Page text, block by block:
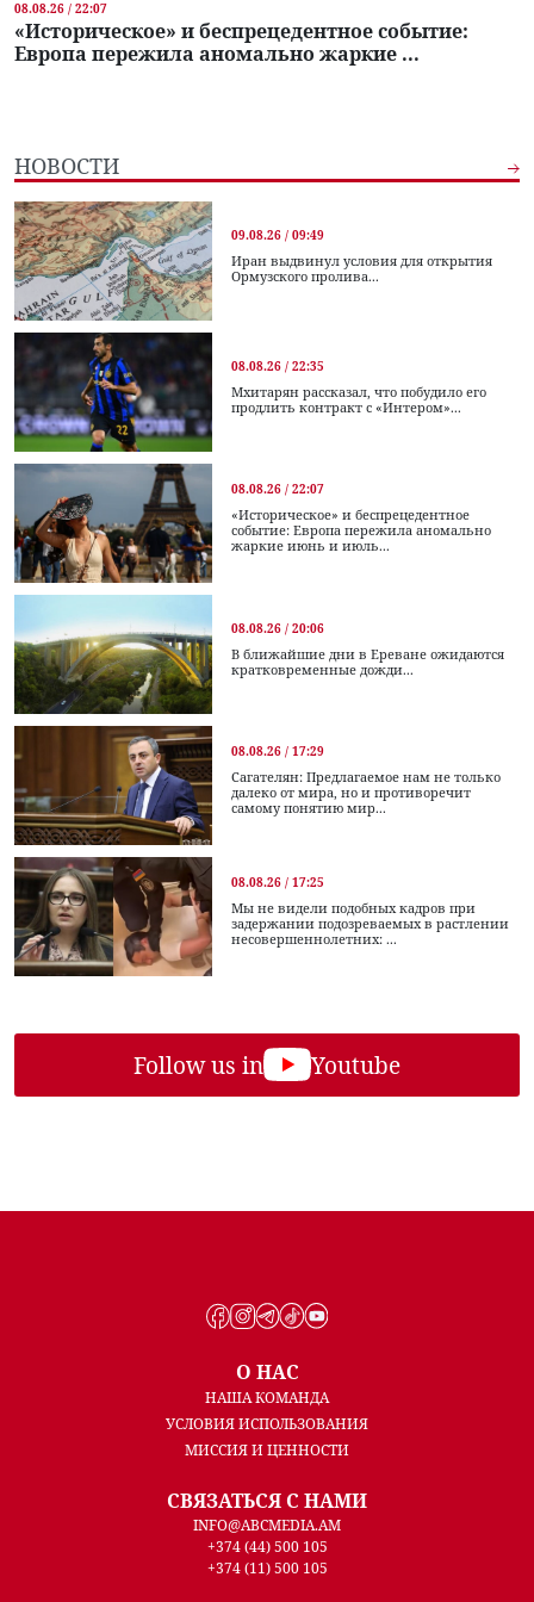
08.08.26 / 22:07
«Историческое» и беспрецедентное событие:
Европа пережила аномально жаркие ...
НОВОСТИ
09.08.26 / 09:49
Иран выдвинул условия для открытия
Ормузского пролива...
08.08.26 / 22:35
Мхитарян рассказал, что побудило его
продлить контракт с «Интером»...
08.08.26 / 22:07
«Историческое» и беспрецедентное
событие: Европа пережила аномально
жаркие июнь и июль...
08.08.26 / 20:06
В ближайшие дни в Ереване ожидаются
кратковременные дожди...
08.08.26 / 17:29
Сагателян: Предлагаемое нам не только
далеко от мира, но и противоречит
самому понятию мир...
08.08.26 / 17:25
Мы не видели подобных кадров при
задержании подозреваемых в растлении
несовершеннолетних: ...
Follow us in Youtube
О НАС
НАША КОМАНДА
УСЛОВИЯ ИСПОЛЬЗОВАНИЯ
МИССИЯ И ЦЕННОСТИ
СВЯЗАТЬСЯ С НАМИ
INFO@ABCMEDIA.AM
+374 (44) 500 105
+374 (11) 500 105